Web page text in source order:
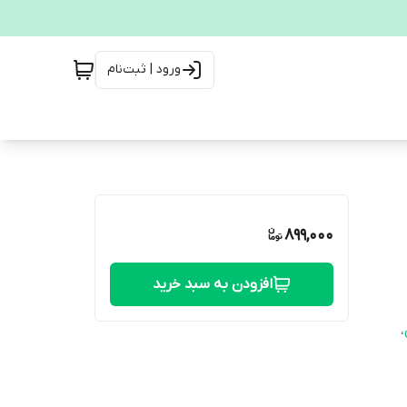
ورود | ثبت‌نام
،
899,000
افزودن به سبد خرید